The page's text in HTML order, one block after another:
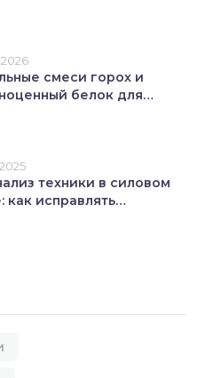
смеси горох и
белок для
техники в силовом
как исправлять